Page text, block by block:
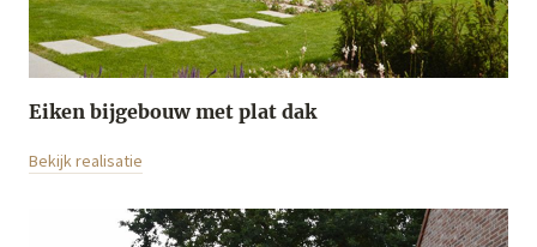
Eiken bijgebouw met plat dak
Bekijk realisatie